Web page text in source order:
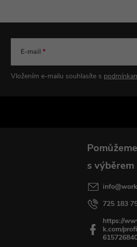
E-mail
Vložením e-mailu souhlasíte s
info@
725 183
https://
k.com/